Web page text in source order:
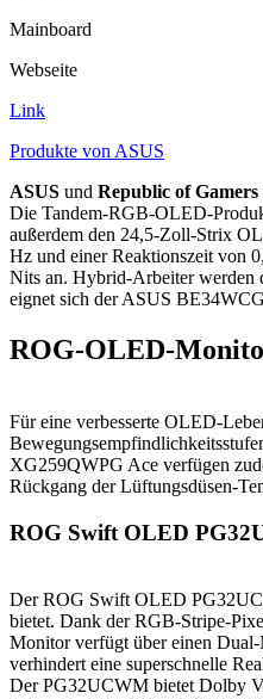
Mainboard
Webseite
Link
Produkte von ASUS
ASUS und Republic of Gamers
Die Tandem-RGB-OLED-
außerdem den 24,5-Zoll-Strix
Hz und einer Reaktionszeit von
Nits an. Hybrid-Arbeiter werden
eignet sich der ASUS
ROG-OLED-
Für eine verbesserte OLED-
XG259QWPG Ace verfügen
Rückgang der Lüftungsdüsen-
ROG Swift OLED
Der ROG Swift OLED
bietet. Dank der RGB-Stripe-
Monitor verfügt über einen
verhindert eine superschnelle
Der PG32UCWM bietet Dolby